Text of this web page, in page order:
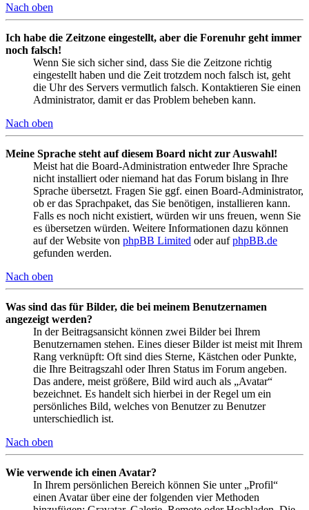
Nach oben
Ich habe die Zeitzone eingestellt, aber die Forenuhr geht immer
noch falsch!
Wenn Sie sich sicher sind, dass Sie die Zeitzone richtig
eingestellt haben und die Zeit trotzdem noch falsch ist, geht
die Uhr des Servers vermutlich falsch. Kontaktieren Sie einen
Administrator, damit er das Problem beheben kann.
Nach oben
Meine Sprache steht auf diesem Board nicht zur Auswahl!
Meist hat die Board-Administration entweder Ihre Sprache
nicht installiert oder niemand hat das Forum bislang in Ihre
Sprache übersetzt. Fragen Sie ggf. einen Board-Administrator,
ob er das Sprachpaket, das Sie benötigen, installieren kann.
Falls es noch nicht existiert, würden wir uns freuen, wenn Sie
es übersetzen würden. Weitere Informationen dazu können
auf der Website von phpBB Limited oder aufphpBB.de
gefunden werden.
Nach oben
Was sind das für Bilder, die bei meinem Benutzernamen
angezeigt werden?
In der Beitragsansicht können zwei Bilder bei Ihrem
Benutzernamen stehen. Eines dieser Bilder ist meist mit Ihrem
Rang verknüpft: Oft sind dies Sterne, Kästchen oder Punkte,
die Ihre Beitragszahl oder Ihren Status im Forum angeben.
Das andere, meist größere, Bild wird auch als „Avatar“
bezeichnet. Es handelt sich hierbei in der Regel um ein
persönliches Bild, welches von Benutzer zu Benutzer
unterschiedlich ist.
Nach oben
Wie verwende ich einen Avatar?
In Ihrem persönlichen Bereich können Sie unter „Profil“
einen Avatar über eine der folgenden vier Methoden